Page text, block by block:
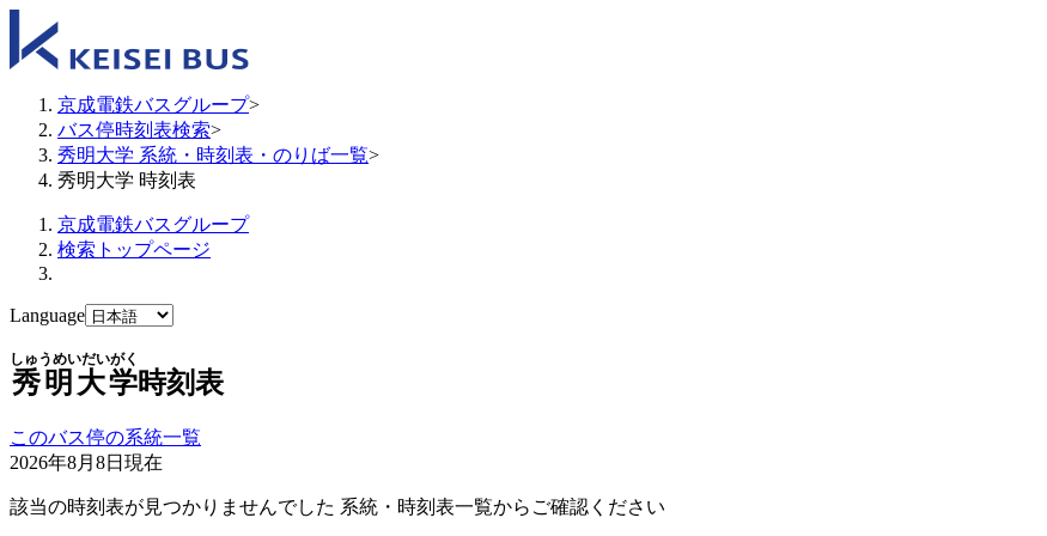
京成電鉄バスグループ>
バス停時刻表検索>
秀明大学 系統・時刻表・のりば一覧>
秀明大学 時刻表
京成電鉄バスグループ
検索トップページ
Language
秀明大学
しゅうめいだいがく
時刻表
このバス停の系統一覧
2026年8月8日 現在
該当の時刻表が見つかりませんでした 系統・時刻表一覧からご確認ください